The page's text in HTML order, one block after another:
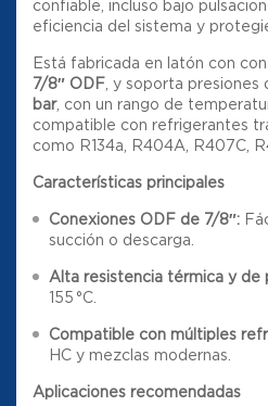
confiable, incluso bajo
eficiencia del sistema y
Está fabricada en latón con
7/8″ ODF , y soporta
bar, con un rango de
compatible con refrigerantes
como R134a, R404A, R407C,
Características principales
Conexiones ODF de 7/8″:
succión o descarga.
Alta resistencia térmica y de
155 °C.
Compatible con múltiples
HC y mezclas modernas.
Aplicaciones recomendadas